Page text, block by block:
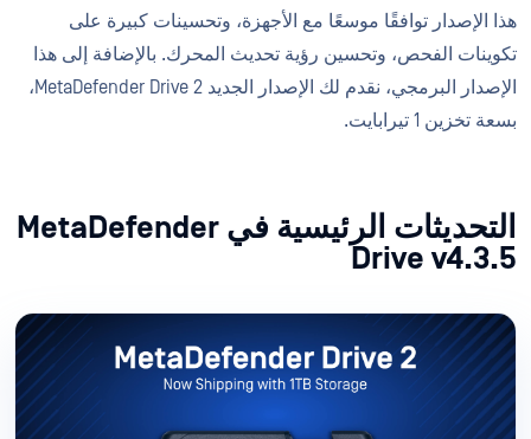
هذا الإصدار توافقًا موسعًا مع الأجهزة، وتحسينات كبيرة على
تكوينات الفحص، وتحسين رؤية تحديث المحرك. بالإضافة إلى هذا
الإصدار البرمجي، نقدم لك الإصدار الجديد MetaDefender Drive 2،
بسعة تخزين 1 تيرابايت.
التحديثات الرئيسية في MetaDefender
Drive v4.3.5